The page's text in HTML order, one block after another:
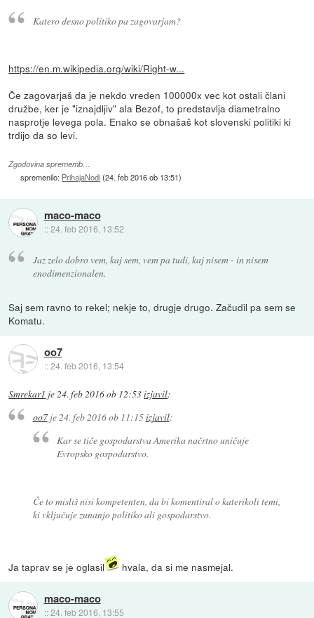
Katero desno politiko pa zagovarjam?
https://en.m.wikipedia.org/wiki/Right-w...
Če zagovarjaš da je nekdo vreden 100000x vec kot ostali člani
družbe, ker je "iznajdljiv" ala Bezof, to predstavlja diametralno
nasprotje levega pola. Enako se obnašaš kot slovenski politiki ki
trdijo da so levi.
Zgodovina sprememb…
spremenilo: PrihajaNodi(24. feb 2016 ob 13:51)
maco-maco
::24. feb 2016, 13:52
Jaz zelo dobro vem, kaj sem, vem pa tudi, kaj nisem - in nisem
enodimenzionalen.
Saj sem ravno to rekel; nekje to, drugje drugo. Začudil pa sem se
Komatu.
oo7
::24. feb 2016, 13:54
Smrekar1 je24. feb 2016 ob 12:53izjavil:
oo7je24. feb 2016 ob 11:15izjavil:
Kar se tiče gospodarstva Amerika načrtno uničuje
Evropsko gospodarstvo.
Če to misliš nisi kompetenten, da bi komentiral o katerikoli temi,
ki vključuje zunanjo politiko ali gospodarstvo.
Ja taprav se je oglasil hvala, da si me nasmejal.
maco-maco
::24. feb 2016, 13:55